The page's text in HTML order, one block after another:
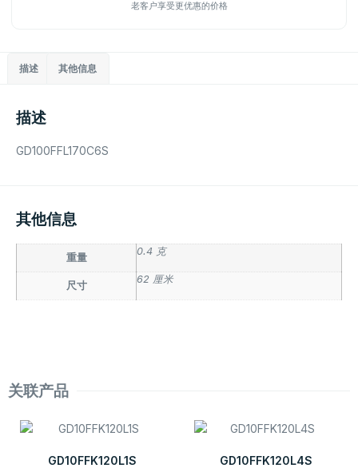
老客户享受更优惠的价格
描述 其他信息
描述
GD100FFL170C6S
其他信息
重量
0.4 克
尺寸
62 厘米
关联产品
GD10FFK120L1S GD10FFK120L4S